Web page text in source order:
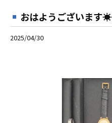
おはようございます☀
2025/04/30